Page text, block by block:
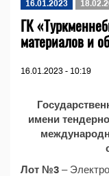
16.01.2023
ГК
материалов и
16.01.2023 - 10:19
имени
Лот №3 –